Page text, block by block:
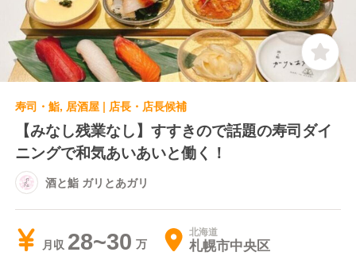
寿司・鮨, 居酒屋 | 店長・店長候補
【みなし残業なし】すすきので話題の寿司ダイ
ニングで和気あいあいと働く！
酒と鮨 ガリとあガリ
月収 28~30 北海道
札幌市中央区